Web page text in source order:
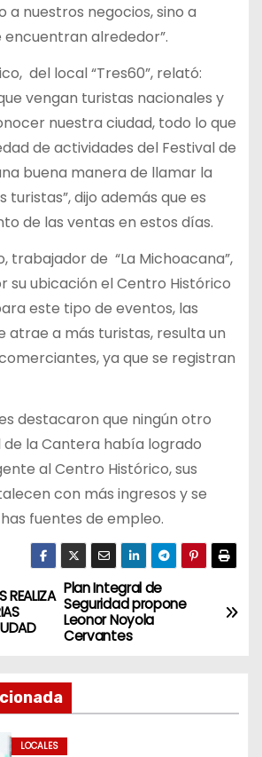
a nuestros negocios, sino a
encuentran alrededor”.
del local “Tres60”, relató:
vengan turistas nacionales y
nuestra ciudad, todo lo que
de actividades del Festival de
buena manera de llamar la
turistas”, dijo además que es
de las ventas en estos días.
trabajador de “La Michoacana”,
su ubicación el Centro Histórico
este tipo de eventos, las
atrae a más turistas, resulta un
ya que se registran
destacaron que ningún otro
la Cantera había logrado
al Centro Histórico, sus
con más ingresos y se
fuentes de empleo.
Plan Integral de
Seguridad propone
Leonor Noyola
Cervantes
REALIZA
LOCALES